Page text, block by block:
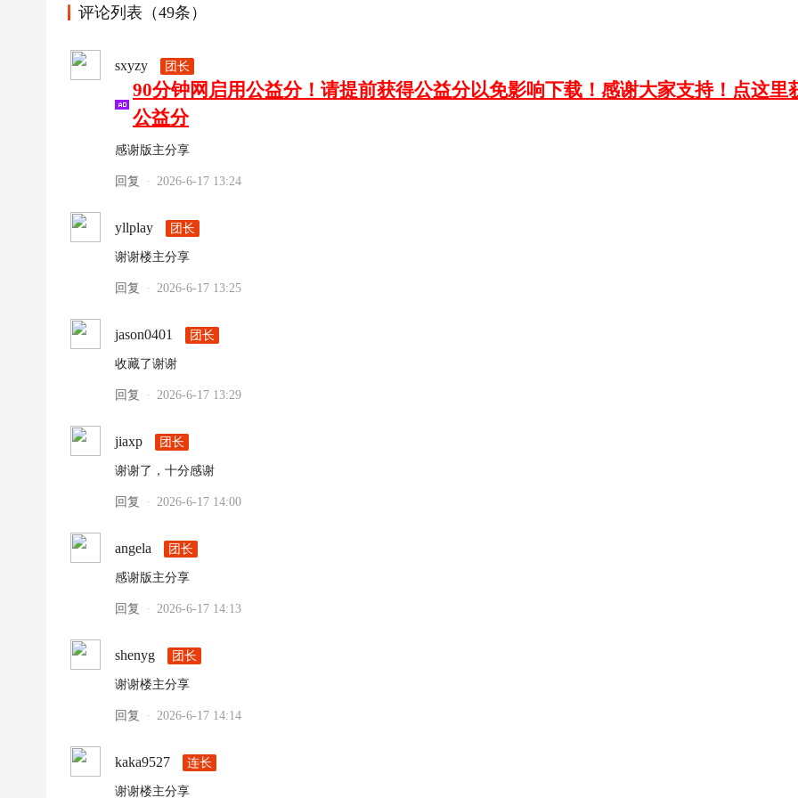
评论列表（49条）
sxyzy 团长
90分钟网启用公益分！请提前获得公益分以免影响下载！感谢大家支持！点这里
公益分
感谢版主分享
回复 · 2026-6-17 13:24
yllplay 团长
谢谢楼主分享
回复 · 2026-6-17 13:25
jason0401 团长
收藏了谢谢
回复 · 2026-6-17 13:29
jiaxp 团长
谢谢了，十分感谢
回复 · 2026-6-17 14:00
angela 团长
感谢版主分享
回复 · 2026-6-17 14:13
shenyg 团长
谢谢楼主分享
回复 · 2026-6-17 14:14
kaka9527 连长
谢谢楼主分享